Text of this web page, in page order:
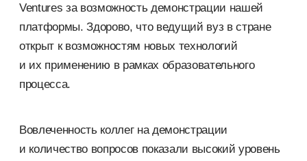
Ventures за возможность демонстрации нашей
платформы. Здорово, что ведущий вуз в стране
открыт к возможностям новых технологий
и их применению в рамках образовательного
процесса.
Вовлеченность коллег на демонстрации
и количество вопросов показали высокий уровень